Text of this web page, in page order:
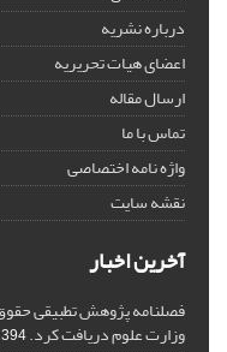
درباره نشریه
اعضای هیات تحریریه
ارسال مقاله
تماس با ما
واژه نامه اختصاصی
نقشه سایت
آخرین اخبار
فصلنامه پژوهش تطبیقی
وزارت علوم دریافت کرد.10-07